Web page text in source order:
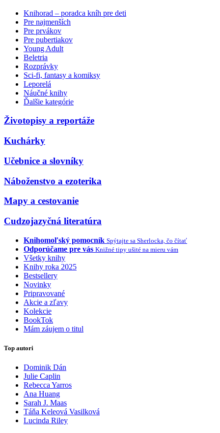
Knihorad – poradca kníh pre deti
Pre najmenších
Pre prvákov
Pre pubertiakov
Young Adult
Beletria
Rozprávky
Sci-fi, fantasy a komiksy
Leporelá
Náučné knihy
Ďalšie kategórie
Životopisy a reportáže
Kuchárky
Učebnice a slovníky
Náboženstvo a ezoterika
Mapy a cestovanie
Cudzojazyčná literatúra
Knihomoľský pomocník Spýtajte sa Sherlocka, čo čítať
Odporúčame pre vás Knižné tipy ušité na mieru vám
Všetky knihy
Knihy roka 2025
Bestsellery
Novinky
Pripravované
Akcie a zľavy
Kolekcie
BookTok
Mám záujem o titul
Top autori
Dominik Dán
Julie Caplin
Rebecca Yarros
Ana Huang
Sarah J. Maas
Táňa Keleová Vasilková
Lucinda Riley